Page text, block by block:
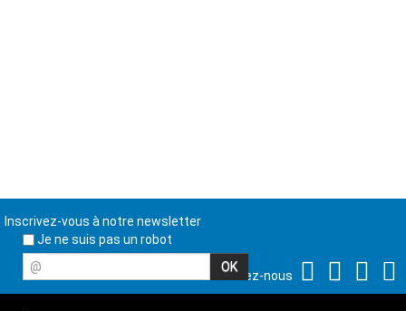
Inscrivez-vous à notre newsletter
Je ne suis pas un robot
@
Suivez-nous